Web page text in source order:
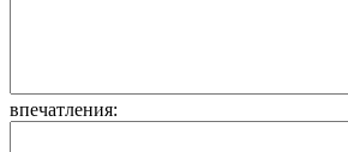
впечатления: